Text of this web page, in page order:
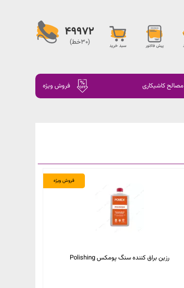
49972
(30خط)
مصالح کاشیکاری فروش ویژه
فروش ویژه
رزین براق کننده سنگ پومکس Polishing